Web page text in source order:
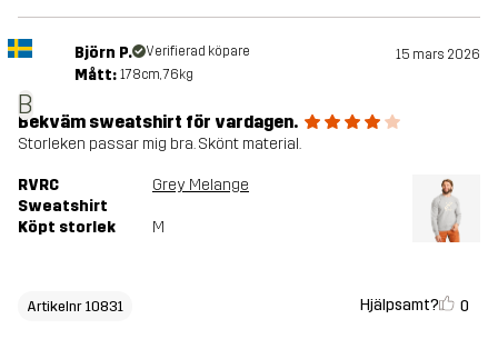
B
Björn P. Verifierad köpare 15 mars 2026
Mått: 178cm, 76kg
Bekväm sweatshirt för vardagen.
Storleken passar mig bra. Skönt material.
RVRC
Sweatshirt
Grey Melange
Köpt storlek M
Artikelnr 10831 Hjälpsamt? 0